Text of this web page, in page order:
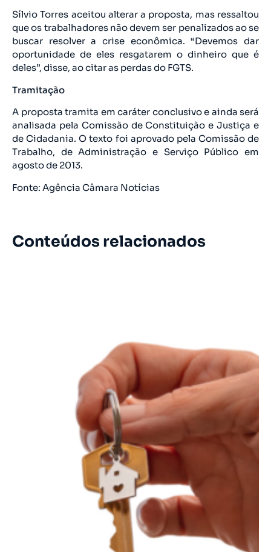
Sílvio Torres aceitou alterar a proposta, mas ressaltou
que os trabalhadores não devem ser penalizados ao se
buscar resolver a crise econômica. “Devemos dar
oportunidade de eles resgatarem o dinheiro que é
deles”, disse, ao citar as perdas do FGTS.
Tramitação
A proposta tramita em caráter conclusivo e ainda será
analisada pela Comissão de Constituição e Justiça e
de Cidadania. O texto foi aprovado pela Comissão de
Trabalho, de Administração e Serviço Público em
agosto de 2013.
Fonte: Agência Câmara Notícias
Conteúdos relacionados